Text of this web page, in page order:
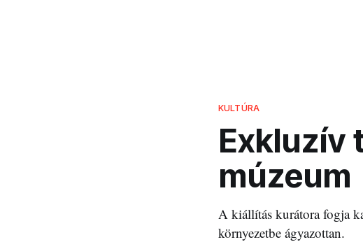
KULTÚRA
Exkluzív
múzeum
A kiállítás kurátora fogja
környezetbe ágyazottan.